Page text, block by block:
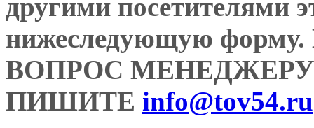
другими посетителями
нижеследующую
ВОПРОС
ПИШИТЕ info@tov54.ru